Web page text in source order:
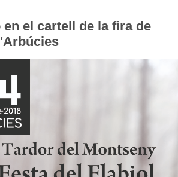
el cartell de la fira de